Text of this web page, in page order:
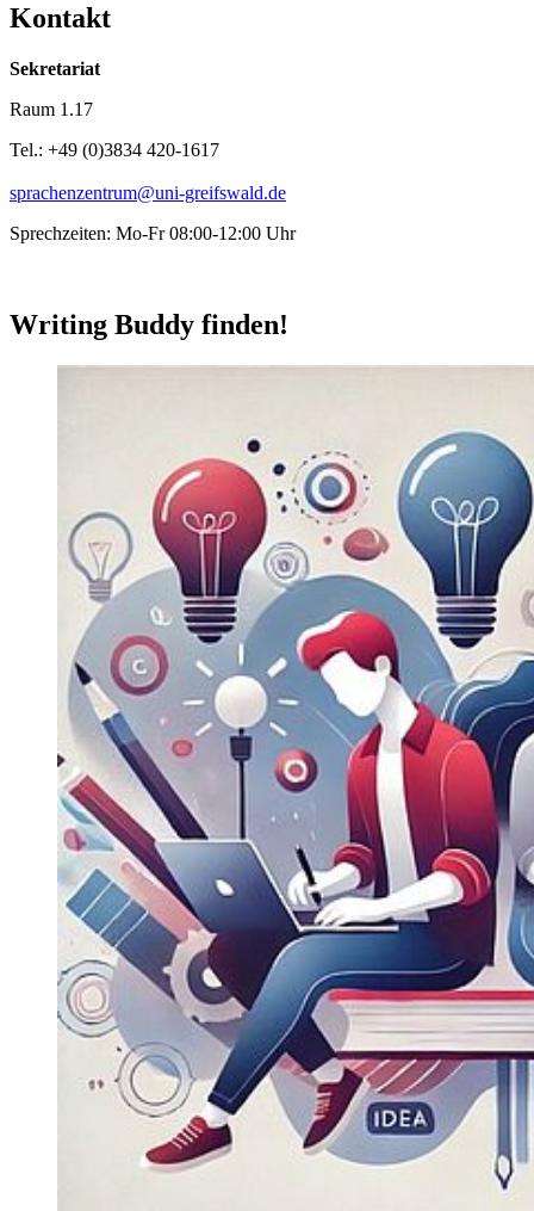
Kontakt
Sekretariat
Raum 1.17
Tel.: +49 (0)3834 420-1617
sprachenzentrum@uni-greifswald.de
Sprechzeiten: Mo-Fr 08:00-12:00 Uhr
Writing Buddy finden!